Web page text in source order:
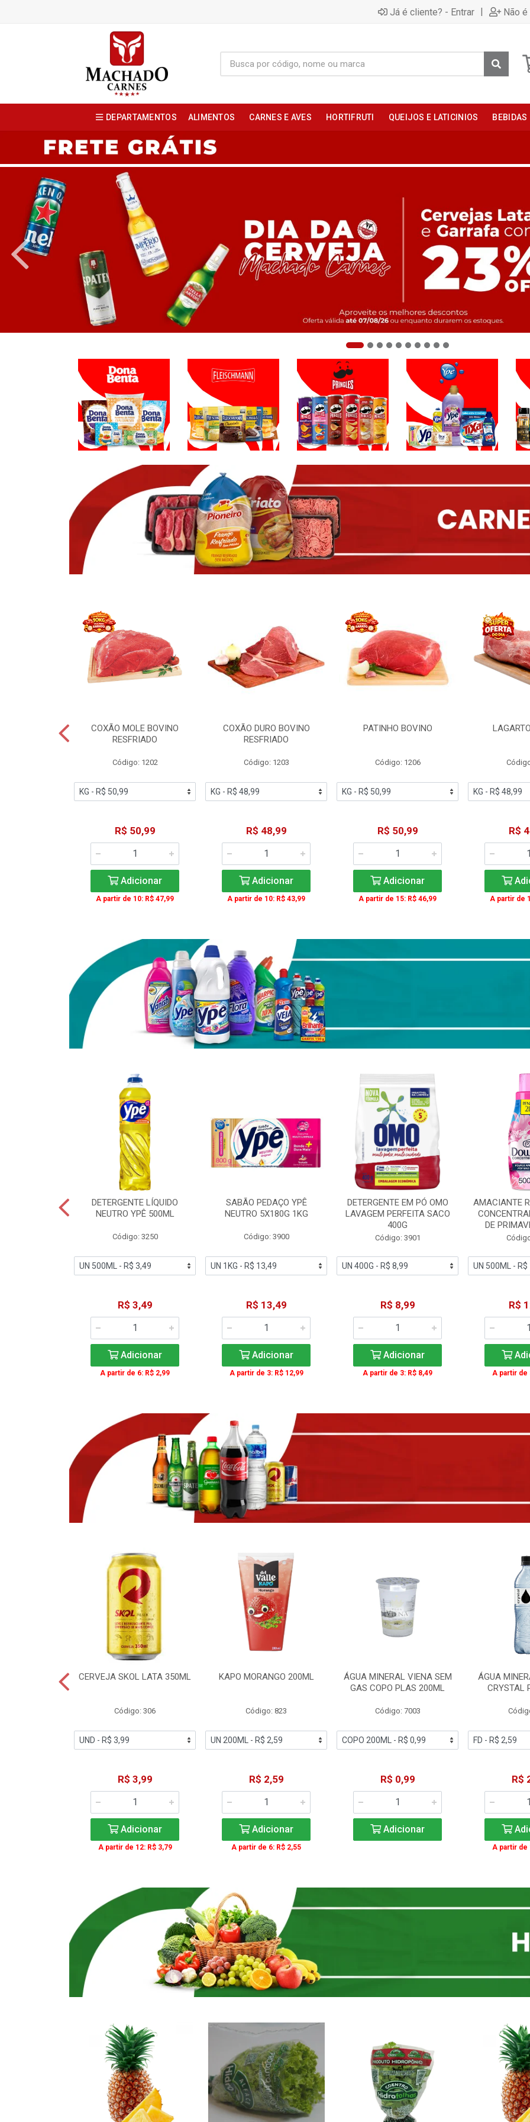
Já é cliente? - Entrar | Não
DEPARTAMENTOS ALIMENTOS CARNES E AVES HORTIFRUTI QUEIJOS E LATICINIOS BEBIDAS
COXÃO MOLE BOVINO
RESFRIADO
Código: 1202
R$ 50,99
Adicionar
A partir de 10: R$ 47,99
COXÃO DURO BOVINO
RESFRIADO
Código: 1203
R$ 48,99
Adicionar
A partir de 10: R$ 43,99
PATINHO BOVINO
Código: 1206
R$ 50,99
Adicionar
A partir de 15: R$ 46,99
R$
A partir de
DETERGENTE LÍQUIDO
NEUTRO YPÊ 500ML
Código: 3250
R$ 3,49
Adicionar
A partir de 6: R$ 2,99
SABÃO PEDAÇO YPÊ
NEUTRO 5X180G 1KG
Código: 3900
R$ 13,49
Adicionar
A partir de 3: R$ 12,99
DETERGENTE EM PÓ OMO
LAVAGEM PERFEITA SACO
400G
Código: 3901
R$ 8,99
Adicionar
A partir de 3: R$ 8,49
AMACIANTE
DE
R$
A partir de
CERVEJA SKOL LATA 350ML
Código: 306
R$ 3,99
Adicionar
A partir de 12: R$ 3,79
KAPO MORANGO 200ML
Código: 823
R$ 2,59
Adicionar
A partir de 6: R$ 2,55
ÁGUA MINERAL VIENA SEM
GAS COPO PLAS 200ML
Código: 7003
R$ 0,99
Adicionar
ÁGUA
CRYSTAL
R$
A partir de